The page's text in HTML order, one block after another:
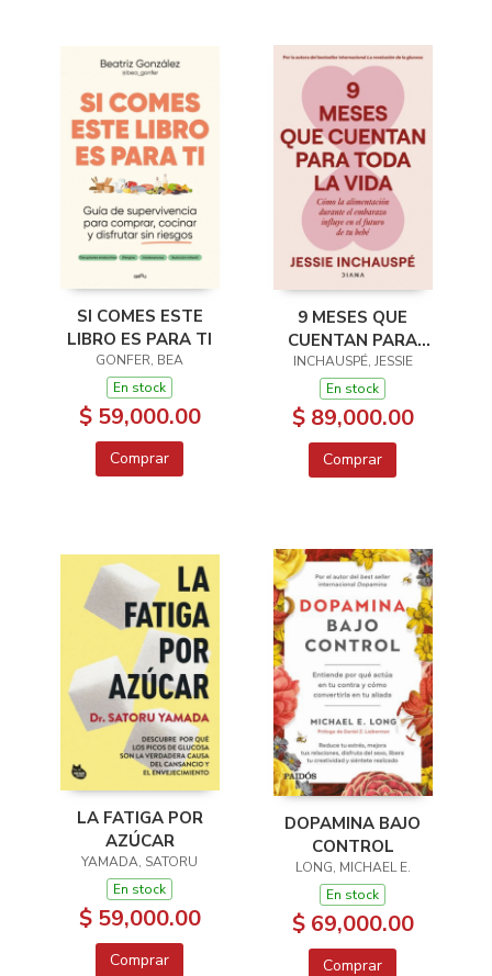
SI COMES ESTE
LIBRO ES PARA TI
GONFER, BEA
En stock
$ 59,000.00
Comprar
9 MESES QUE
CUENTAN PARA
TODA LA VIDA
INCHAUSPÉ, JESSIE
En stock
$ 89,000.00
Comprar
LA FATIGA POR
AZÚCAR
YAMADA, SATORU
En stock
$ 59,000.00
Comprar
DOPAMINA BAJO
CONTROL
LONG, MICHAEL E.
En stock
$ 69,000.00
Comprar